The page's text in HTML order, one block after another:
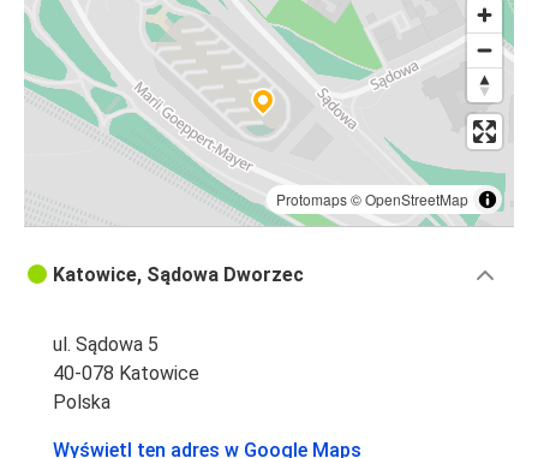
Protomaps©OpenStreetMap
Katowice, Sądowa Dworzec
ul. Sądowa 5
40-078 Katowice
Polska
Wyświetl ten adres w Google Maps